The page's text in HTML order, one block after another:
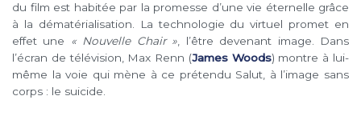
du film est habitée par la promesse d’une vie éternelle grâce
à la dématérialisation. La technologie du virtuel promet en
effet une « Nouvelle Chair », l’être devenant image. Dans
l’écran de télévision, Max Renn (James Woods) montre à lui-
même la voie qui mène à ce prétendu Salut, à l’image sans
corps : le suicide.